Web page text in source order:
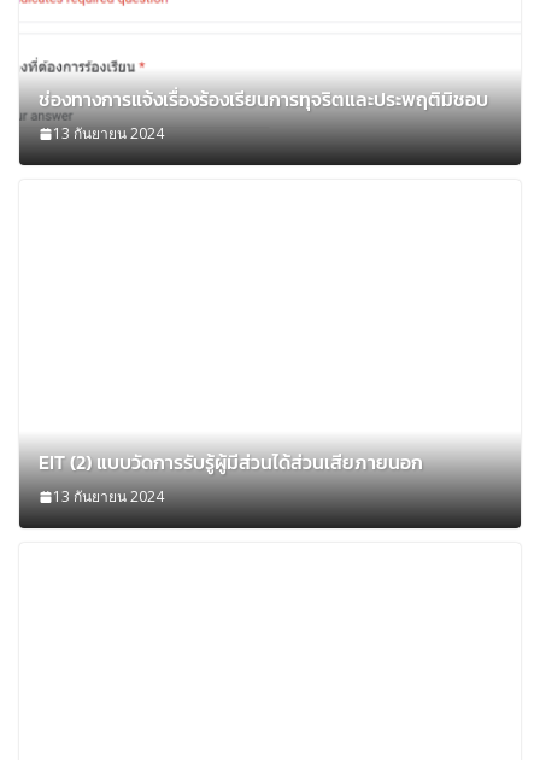
ช่องทางการแจ้งเรื่องร้องเรียนการทุจริตและประพฤติมิชอบ
13 กันยายน 2024
EIT (2) แบบวัดการรับรู้ผู้มีส่วนได้ส่วนเสียภายนอก
13 กันยายน 2024